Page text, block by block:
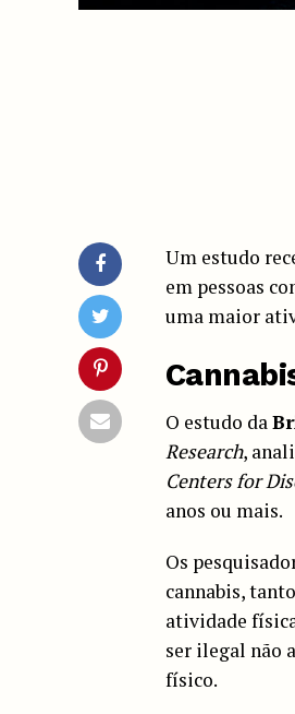
Um estudo
em pessoas
uma maior
O estudo da
Research,
Centers for
anos ou mais.
Os
cannabis,
atividade
ser ilegal não
físico.